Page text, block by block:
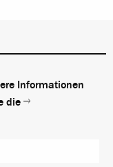
wie das
Informationen
die